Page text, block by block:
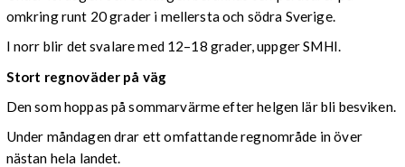
omkring runt 20 grader i mellersta och södra Sverige.
I norr blir det svalare med 12–18 grader, uppger SMHI.
Stort regnoväder på väg
Den som hoppas på sommarvärme efter helgen lär bli besviken.
Under måndagen drar ett omfattande regnområde in över
nästan hela landet.